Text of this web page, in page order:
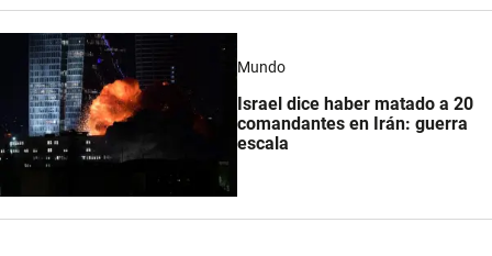
Mundo
Israel dice haber matado a 20
comandantes en Irán: guerra
escala